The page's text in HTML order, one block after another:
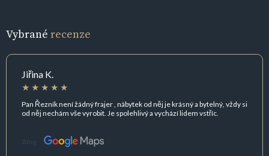
Vybrané recenze
Jiřina K.
Pan Řezník není žádný frajer , nábytek od něj je krásný a bytelný, vždy si
od něj nechám vše vyrobit. Je spolehlivý a vychází lidem vstříc.
Zdroj: